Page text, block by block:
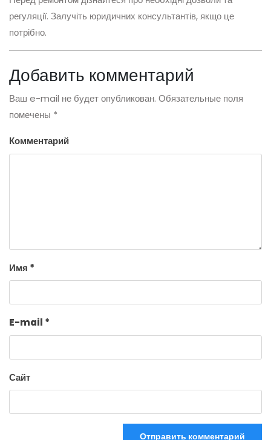
регуляції. Залучіть юридичних консультантів, якщо це
потрібно.
Добавить комментарий
Ваш e-mail не будет опубликован. Обязательные поля
помечены *
Комментарий
Имя *
E-mail *
Сайт